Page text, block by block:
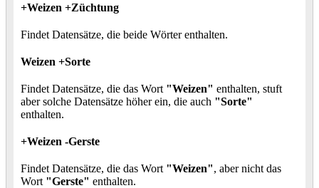
+Weizen +Züchtung
Findet Datensätze, die beide Wörter enthalten.
Weizen +Sorte
Findet Datensätze, die das Wort "Weizen" enthalten, stuft
aber solche Datensätze höher ein, die auch "Sorte"
enthalten.
+Weizen -Gerste
Findet Datensätze, die das Wort "Weizen", aber nicht das
Wort "Gerste" enthalten.